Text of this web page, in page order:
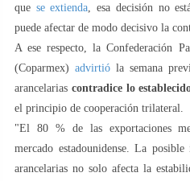
que se extienda , esa decisión no
puede afectar de modo decisivo la
A ese respecto, la Confederación
(Coparmex) advirtió la semana
arancelarias contradice lo
el principio de cooperación trilateral.
"El 80 % de las exportaciones
mercado estadounidense. La
arancelarias no solo afecta la